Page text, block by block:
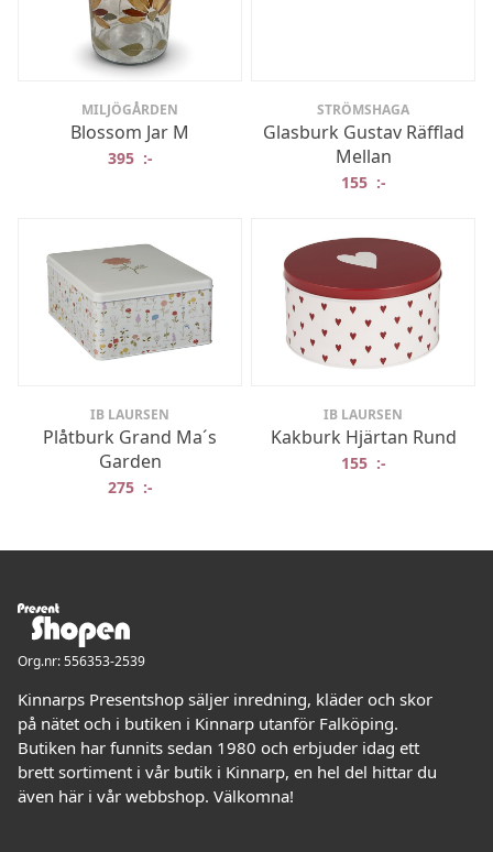
MILJÖGÅRDEN
Blossom Jar M
395 :-
STRÖMSHAGA
Glasburk Gustav Räfflad
Mellan
155 :-
IB LAURSEN
Plåtburk Grand Ma´s
Garden
275 :-
IB LAURSEN
Kakburk Hjärtan Rund
155 :-
Org.nr: 556353-2539
Kinnarps Presentshop säljer inredning, kläder och skor
på nätet och i butiken i Kinnarp utanför Falköping.
Butiken har funnits sedan 1980 och erbjuder idag ett
brett sortiment i vår butik i Kinnarp, en hel del hittar du
även här i vår webbshop. Välkomna!